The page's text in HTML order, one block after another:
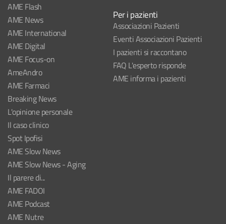
AME Flash
AME News
AME International
AME Digital
AME Focus-on
AmeAndro
AME Farmaci
Breaking News
L'opinione personale
Il caso clinico
Spot Ipofisi
AME Slow News
AME Slow News - Aging
Il parere di...
AME FADOI
AME Podcast
AME Nutre
Per i pazienti
Associazioni Pazienti
Eventi Associazioni Pazienti
I pazienti si raccontano
FAQ L'esperto risponde
AME informa i pazienti